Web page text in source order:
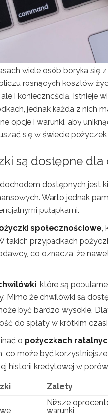
wiele osób boryka się
rosnących kosztów
i koniecznością. Istnieje
jednak każda z nich
opcje i warunki, aby
się w świecie
są dostępne
dostępnych jest
Warto jednak
pułapkami.
społecznościowe,
takich przypadkach
co oznacza, że
, które są
Mimo że chwilówki są
być bardzo wysokie.
do spłaty w krótkim
o pożyczkach
co może być
historii kredytowej w
Zalety
Niższe
warunki